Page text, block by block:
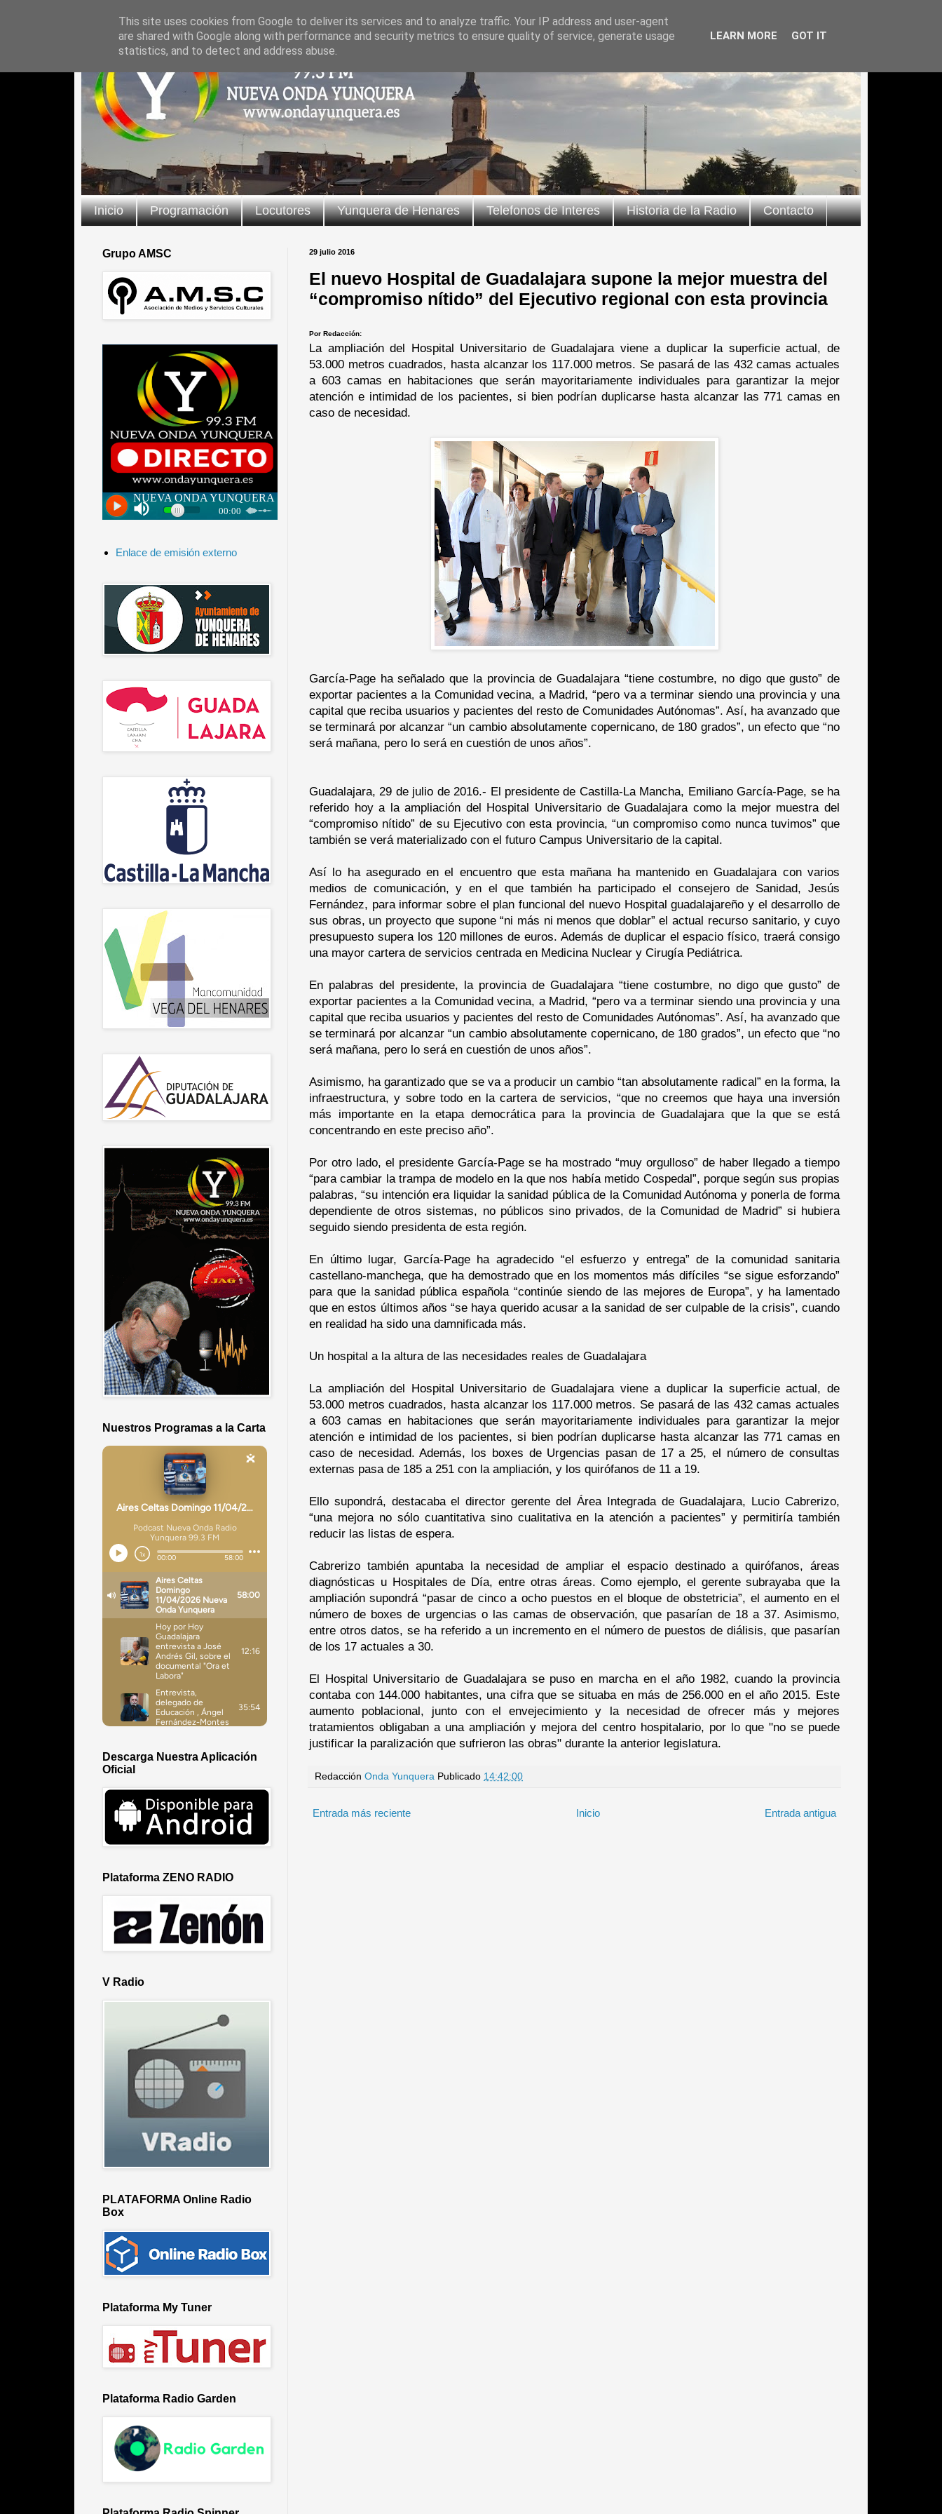
Inicio Programación Locutores Yunquera de Henares Telefonos de Interes Historia de la Radio Contacto
29 julio 2016
El nuevo Hospital de Guadalajara supone la mejor muestra del
“compromiso nítido” del Ejecutivo regional con esta provincia
Por Redacción:
La ampliación del Hospital Universitario de Guadalajara viene a duplicar la superficie actual, de
53.000 metros cuadrados, hasta alcanzar los 117.000 metros. Se pasará de las 432 camas actuales
a 603 camas en habitaciones que serán mayoritariamente individuales para garantizar la mejor
atención e intimidad de los pacientes, si bien podrían duplicarse hasta alcanzar las 771 camas en
caso de necesidad.
García-Page ha señalado que la provincia de Guadalajara “tiene costumbre, no digo que gusto” de
exportar pacientes a la Comunidad vecina, a Madrid, “pero va a terminar siendo una provincia y una
capital que reciba usuarios y pacientes del resto de Comunidades Autónomas”. Así, ha avanzado que
se terminará por alcanzar “un cambio absolutamente copernicano, de 180 grados”, un efecto que “no
será mañana, pero lo será en cuestión de unos años”.
Guadalajara, 29 de julio de 2016.- El presidente de Castilla-La Mancha, Emiliano García-Page, se ha
referido hoy a la ampliación del Hospital Universitario de Guadalajara como la mejor muestra del
“compromiso nítido” de su Ejecutivo con esta provincia, “un compromiso como nunca tuvimos” que
también se verá materializado con el futuro Campus Universitario de la capital.
Así lo ha asegurado en el encuentro que esta mañana ha mantenido en Guadalajara con varios
medios de comunicación, y en el que también ha participado el consejero de Sanidad, Jesús
Fernández, para informar sobre el plan funcional del nuevo Hospital guadalajareño y el desarrollo de
sus obras, un proyecto que supone “ni más ni menos que doblar” el actual recurso sanitario, y cuyo
presupuesto supera los 120 millones de euros. Además de duplicar el espacio físico, traerá consigo
una mayor cartera de servicios centrada en Medicina Nuclear y Cirugía Pediátrica.
En palabras del presidente, la provincia de Guadalajara “tiene costumbre, no digo que gusto” de
exportar pacientes a la Comunidad vecina, a Madrid, “pero va a terminar siendo una provincia y una
capital que reciba usuarios y pacientes del resto de Comunidades Autónomas”. Así, ha avanzado que
se terminará por alcanzar “un cambio absolutamente copernicano, de 180 grados”, un efecto que “no
será mañana, pero lo será en cuestión de unos años”.
Asimismo, ha garantizado que se va a producir un cambio “tan absolutamente radical” en la forma, la
infraestructura, y sobre todo en la cartera de servicios, “que no creemos que haya una inversión
más importante en la etapa democrática para la provincia de Guadalajara que la que se está
concentrando en este preciso año”.
Por otro lado, el presidente García-Page se ha mostrado “muy orgulloso” de haber llegado a tiempo
“para cambiar la trampa de modelo en la que nos había metido Cospedal”, porque según sus propias
palabras, “su intención era liquidar la sanidad pública de la Comunidad Autónoma y ponerla de forma
dependiente de otros sistemas, no públicos sino privados, de la Comunidad de Madrid” si hubiera
seguido siendo presidenta de esta región.
En último lugar, García-Page ha agradecido “el esfuerzo y entrega” de la comunidad sanitaria
castellano-manchega, que ha demostrado que en los momentos más difíciles “se sigue esforzando”
para que la sanidad pública española “continúe siendo de las mejores de Europa”, y ha lamentado
que en estos últimos años “se haya querido acusar a la sanidad de ser culpable de la crisis”, cuando
en realidad ha sido una damnificada más.
Un hospital a la altura de las necesidades reales de Guadalajara
La ampliación del Hospital Universitario de Guadalajara viene a duplicar la superficie actual, de
53.000 metros cuadrados, hasta alcanzar los 117.000 metros. Se pasará de las 432 camas actuales
a 603 camas en habitaciones que serán mayoritariamente individuales para garantizar la mejor
atención e intimidad de los pacientes, si bien podrían duplicarse hasta alcanzar las 771 camas en
caso de necesidad. Además, los boxes de Urgencias pasan de 17 a 25, el número de consultas
externas pasa de 185 a 251 con la ampliación, y los quirófanos de 11 a 19.
Ello supondrá, destacaba el director gerente del Área Integrada de Guadalajara, Lucio Cabrerizo,
“una mejora no sólo cuantitativa sino cualitativa en la atención a pacientes” y permitiría también
reducir las listas de espera.
Cabrerizo también apuntaba la necesidad de ampliar el espacio destinado a quirófanos, áreas
diagnósticas u Hospitales de Día, entre otras áreas. Como ejemplo, el gerente subrayaba que la
ampliación supondrá “pasar de cinco a ocho puestos en el bloque de obstetricia”, el aumento en el
número de boxes de urgencias o las camas de observación, que pasarían de 18 a 37. Asimismo,
entre otros datos, se ha referido a un incremento en el número de puestos de diálisis, que pasarían
de los 17 actuales a 30.
El Hospital Universitario de Guadalajara se puso en marcha en el año 1982, cuando la provincia
contaba con 144.000 habitantes, una cifra que se situaba en más de 256.000 en el año 2015. Este
aumento poblacional, junto con el envejecimiento y la necesidad de ofrecer más y mejores
tratamientos obligaban a una ampliación y mejora del centro hospitalario, por lo que "no se puede
justificar la paralización que sufrieron las obras" durante la anterior legislatura.
Redacción Onda Yunquera Publicado 14:42:00
Entrada más reciente Entrada antigua
Inicio
Grupo AMSC
Enlace de emisión externo
Nuestros Programas a la Carta
Descarga Nuestra Aplicación
Oficial
Plataforma ZENO RADIO
V Radio
PLATAFORMA Online Radio
Box
Plataforma My Tuner
Plataforma Radio Garden
This site uses cookies from Google to deliver its services and to analyze traffic. Your IP address and user-agent
are shared with Google along with performance and security metrics to ensure quality of service, generate usage
statistics, and to detect and address abuse.
LEARN MORE GOT IT